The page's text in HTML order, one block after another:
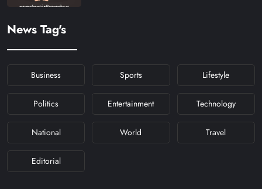
News Tag's
Business Sports Lifestyle
Politics Entertainment Technology
National World Travel
Editorial